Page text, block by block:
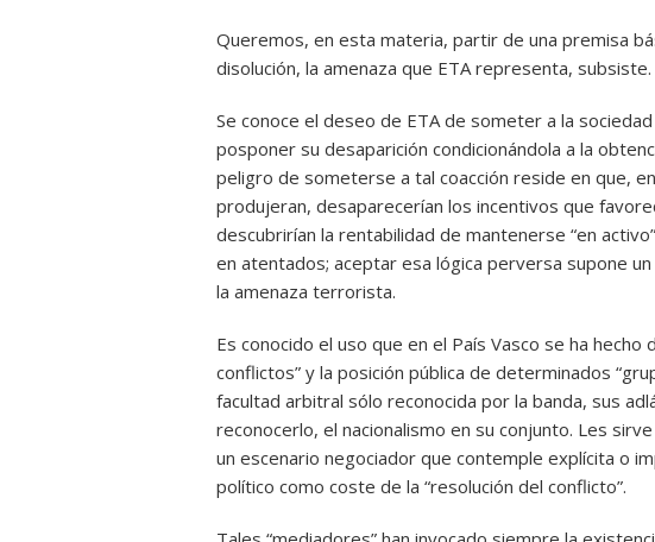
Queremos, en esta materia, partir de una premisa
disolución, la amenaza que ETA representa, subsiste.
Se conoce el deseo de ETA de someter a la
posponer su desaparición condicionándola a la
peligro de someterse a tal coacción reside en que,
produjeran, desaparecerían los incentivos que
descubrirían la rentabilidad de mantenerse “en
en atentados; aceptar esa lógica perversa supone
la amenaza terrorista.
Es conocido el uso que en el País Vasco se ha
conflictos” y la posición pública de determinados
facultad arbitral sólo reconocida por la banda, sus
reconocerlo, el nacionalismo en su conjunto. Les
un escenario negociador que contemple explícita o
político como coste de la “resolución del conflicto”.